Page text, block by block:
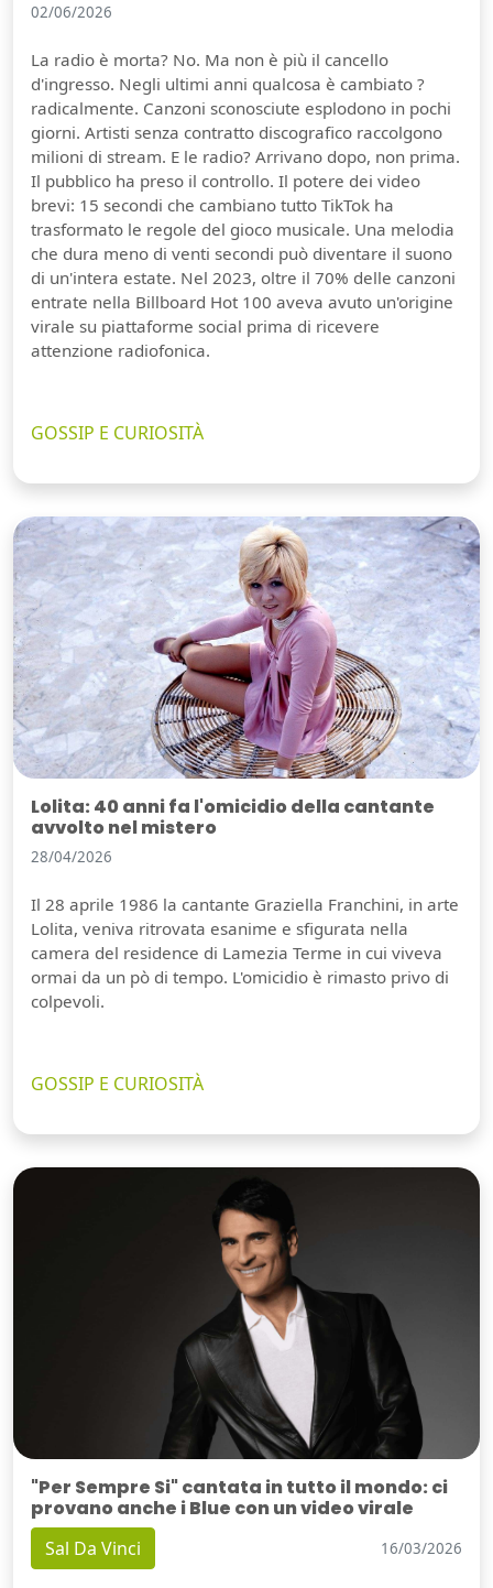
02/06/2026
La radio è morta? No. Ma non è più il cancello
d'ingresso. Negli ultimi anni qualcosa è cambiato ?
radicalmente. Canzoni sconosciute esplodono in pochi
giorni. Artisti senza contratto discografico raccolgono
milioni di stream. E le radio? Arrivano dopo, non prima.
Il pubblico ha preso il controllo. Il potere dei video
brevi: 15 secondi che cambiano tutto TikTok ha
trasformato le regole del gioco musicale. Una melodia
che dura meno di venti secondi può diventare il suono
di un'intera estate. Nel 2023, oltre il 70% delle canzoni
entrate nella Billboard Hot 100 aveva avuto un'origine
virale su piattaforme social prima di ricevere
attenzione radiofonica.
GOSSIP E CURIOSITÀ
Lolita: 40 anni fa l'omicidio della cantante
avvolto nel mistero
28/04/2026
Il 28 aprile 1986 la cantante Graziella Franchini, in arte
Lolita, veniva ritrovata esanime e sfigurata nella
camera del residence di Lamezia Terme in cui viveva
ormai da un pò di tempo. L'omicidio è rimasto privo di
colpevoli.
GOSSIP E CURIOSITÀ
"Per Sempre Si" cantata in tutto il mondo: ci
provano anche i Blue con un video virale
Sal Da Vinci 16/03/2026